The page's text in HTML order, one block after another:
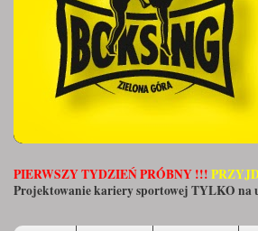
PIERWSZY TYDZIEŃ PRÓBNY !!!
Projektowanie kariery sportowej TYLKO na